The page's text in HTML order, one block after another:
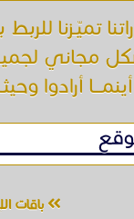
تميّـزنا للربط
مجاني
أرادوا
باقات